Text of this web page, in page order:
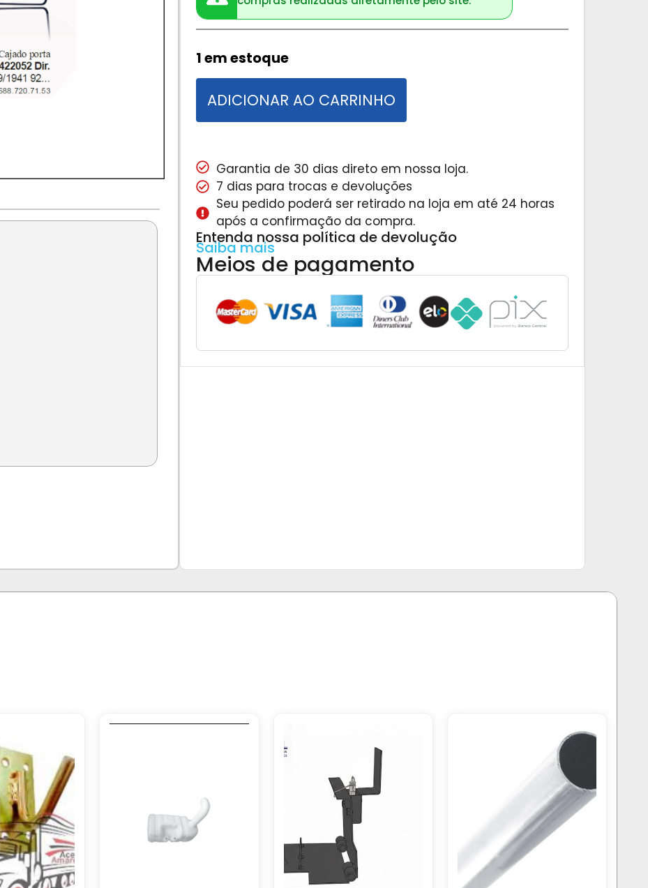
1 em estoque
ADICIONAR AO CARRINHO
Garantia de 30 dias direto em nossa loja.
7 dias para trocas e devoluções
Seu pedido poderá ser retirado na loja em até 24 horas
após a confirmação da compra.
Entenda nossa política de devolução
Saiba mais
Meios de pagamento